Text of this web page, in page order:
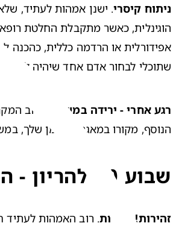
ניתוח קיסרי. ישנן אמהות לעתיד, שלא
הוגינלית, כאשר מתקבלת החלטת
אפידורלית
שתוכלי לבחור אדם אחד שיהיה
רגע אחרי - ירידה במשקל
הנוסף, מקורו במאגרי השומן שלך,
שבוע 40 להריון - הסימפטומים
זהירות! נחירות